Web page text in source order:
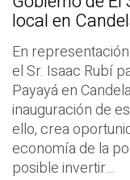
local en
En
el Sr. Isaac Rubí
Payayá en
inauguración de
ello, crea
economía de la
posible invertir…